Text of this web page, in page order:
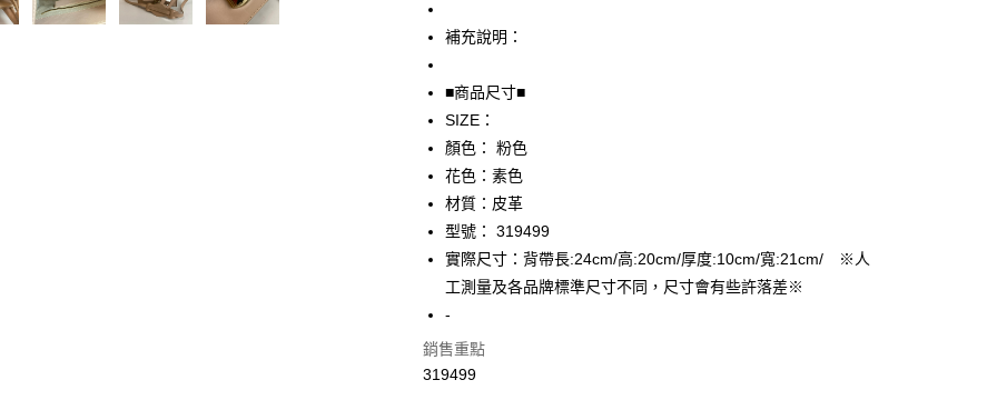
悠遊付
全盈+PAY
AFTEE先享後付
相關說明
【關於「AFTEE先享後付」】
AFTEE先享後付是「在收到商品之後才付款」的支付方式。 讓您購物簡單
便利好安心！
１．簡單：不需註冊會員、不需綁卡、不需儲值。
２．便利：只要手機號碼，簡訊認證，即可結帳。
【「AFTEE先享後付」結帳流程】
付」結帳頁面，進行簡訊認證並確認金額後，即可完成結帳。
２．訂單成立數日內，您將收到繳費通知簡訊。
運送方式
全家取貨付款
免運費
免運費
補充說明：
■商品尺寸■
SIZE：
顏色： 粉色
花色：素色
材質：皮革
型號： 319499
實際尺寸：背帶長:24cm/高:20cm/厚度:10cm/寬:21cm/ ※人
工測量及各品牌標準尺寸不同，尺寸會有些許落差※
-
銷售重點
319499